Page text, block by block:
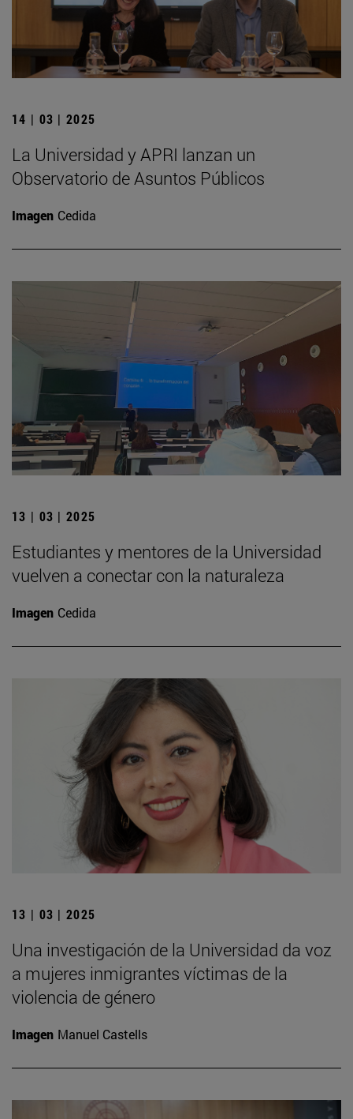
14 | 03 | 2025
La Universidad y APRI lanzan un
Observatorio de Asuntos Públicos
Imagen Cedida
13 | 03 | 2025
Estudiantes y mentores de la Universidad
vuelven a conectar con la naturaleza
Imagen Cedida
13 | 03 | 2025
Una investigación de la Universidad da voz
a mujeres inmigrantes víctimas de la
violencia de género
Imagen Manuel Castells